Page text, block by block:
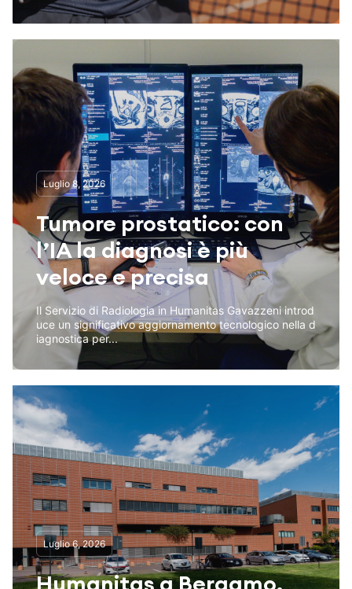
Luglio 8, 2026
Tumore prostatico: con
l’IA la diagnosi è più
veloce e precisa
Il Servizio di Radiologia in Humanitas Gavazzeni introd
uce un significativo aggiornamento tecnologico nella d
iagnostica per...
Luglio 6, 2026
Humanitas a Bergamo,